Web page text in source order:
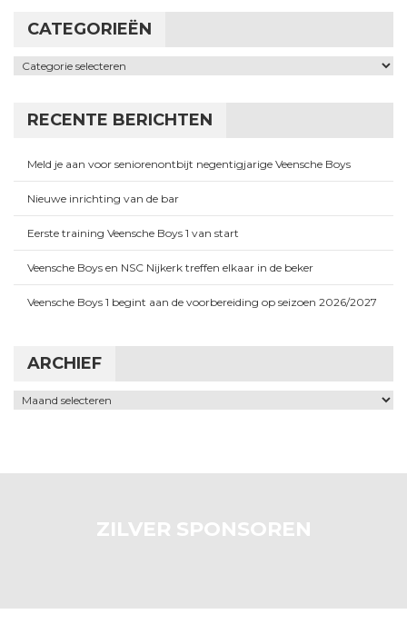
CATEGORIEËN
Categorieën
RECENTE BERICHTEN
Meld je aan voor seniorenontbijt negentigjarige Veensche Boys
Nieuwe inrichting van de bar
Eerste training Veensche Boys 1 van start
Veensche Boys en NSC Nijkerk treffen elkaar in de beker
Veensche Boys 1 begint aan de voorbereiding op seizoen 2026/2027
ARCHIEF
Archief
ZILVER SPONSOREN